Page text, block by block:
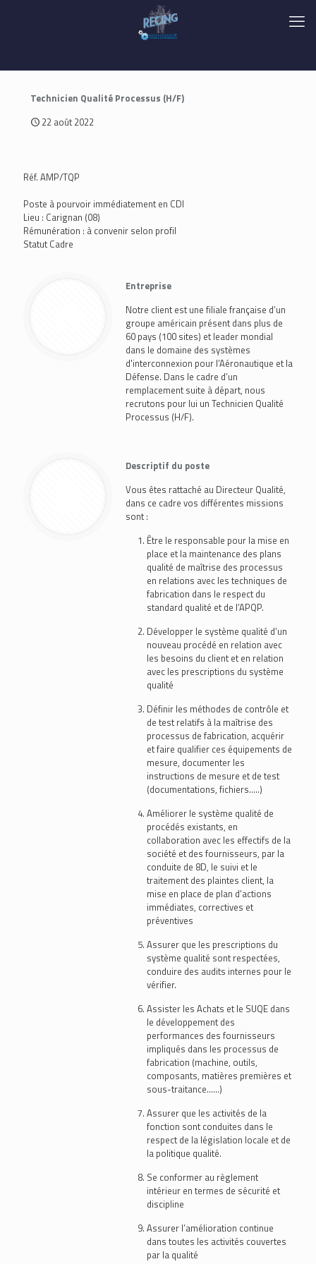
Technicien Qualité Processus (H/F)
22 août 2022
Réf. AMP/TQP
Poste à pourvoir immédiatement en CDI
Lieu : Carignan (08)
Rémunération : à convenir selon profil
Statut Cadre
Entreprise
Notre client est une filiale française d’un
groupe américain présent dans plus de
60 pays (100 sites) et leader mondial
dans le domaine des systèmes
d'interconnexion pour l’Aéronautique et la
Défense. Dans le cadre d’un
remplacement suite à départ, nous
recrutons pour lui un Technicien Qualité
Processus (H/F).
Descriptif du poste
Vous êtes rattaché au Directeur Qualité,
dans ce cadre vos différentes missions
sont :
Être le responsable pour la mise en
place et la maintenance des plans
qualité de maîtrise des processus
en relations avec les techniques de
fabrication dans le respect du
standard qualité et de l’APQP.
Développer le système qualité d’un
nouveau procédé en relation avec
les besoins du client et en relation
avec les prescriptions du système
qualité
Définir les méthodes de contrôle et
de test relatifs à la maîtrise des
processus de fabrication, acquérir
et faire qualifier ces équipements de
mesure, documenter les
instructions de mesure et de test
(documentations, fichiers…..)
Améliorer le système qualité de
procédés existants, en
collaboration avec les effectifs de la
société et des fournisseurs, par la
conduite de 8D, le suivi et le
traitement des plaintes client, la
mise en place de plan d’actions
immédiates, correctives et
préventives
Assurer que les prescriptions du
système qualité sont respectées,
conduire des audits internes pour le
vérifier.
Assister les Achats et le SUQE dans
le développement des
performances des fournisseurs
impliqués dans les processus de
fabrication (machine, outils,
composants, matières premières et
sous-traitance……)
Assurer que les activités de la
fonction sont conduites dans le
respect de la législation locale et de
la politique qualité.
Se conformer au règlement
intérieur en termes de sécurité et
discipline
Assurer l’amélioration continue
dans toutes les activités couvertes
par la qualité